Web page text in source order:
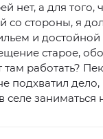
нет, а для того,
со стороны, я
и достойной
старое,
там работать?
подхватил дело,
селе заниматься